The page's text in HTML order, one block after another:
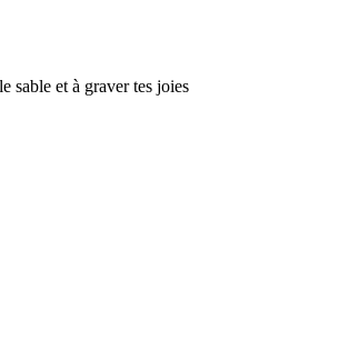
sable et à graver tes joies